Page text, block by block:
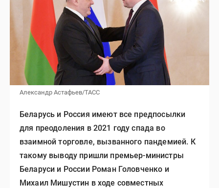
Александр Астафьев/ТАСС
Беларусь и Россия имеют все предпосылки
для преодоления в 2021 году спада во
взаимной торговле, вызванного пандемией. К
такому выводу пришли премьер-министры
Беларуси и России Роман Головченко и
Михаил Мишустин в ходе совместных